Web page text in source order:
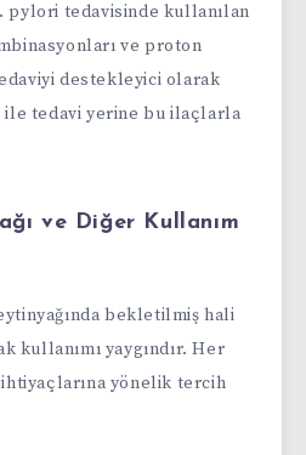
pylori tedavisinde kullanılan
ve proton
destekleyici olarak
ile tedavi yerine bu ilaçlarla
ve Diğer Kullanım
bekletilmiş hali
kullanımı yaygındır. Her
yönelik tercih